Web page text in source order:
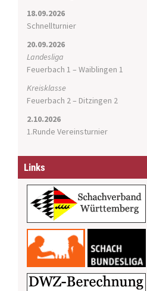
18.09.2026
Schnellturnier
20.09.2026
Landesliga
Feuerbach 1 – Waiblingen 1
Kreisklasse
Feuerbach 2 – Ditzingen 2
2.10.2026
1.Runde Vereinsturnier
Links